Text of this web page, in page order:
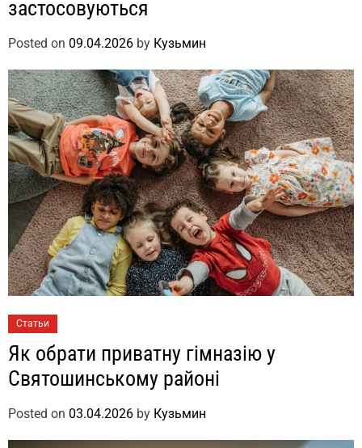
застосовуються
Posted on 09.04.2026 by Кузьмин
Статьи
Як обрати приватну гімназію у
Святошинському районі
Posted on 03.04.2026 by Кузьмин